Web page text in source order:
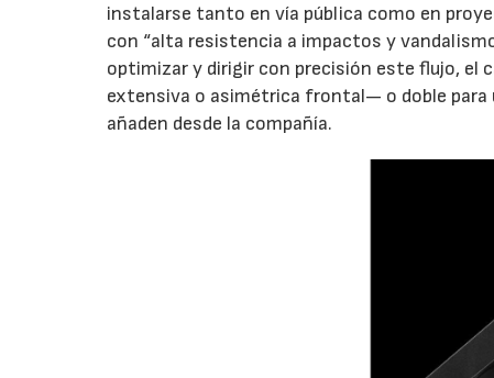
instalarse tanto en vía pública como en
con “alta resistencia a impactos y
optimizar y dirigir con precisión este flujo, el
extensiva o asimétrica frontal— o doble
añaden desde la compañía.